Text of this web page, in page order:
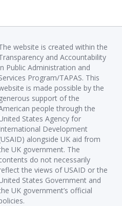
website is created within the
and Accountability
Public Administration and
Program/TAPAS. This
is made possible by the
generous support of the
people through the
States Agency for
Development
alongside UK aid from
UK government. The
do not necessarily
the views of USAID or the
States Government and
UK government’s official